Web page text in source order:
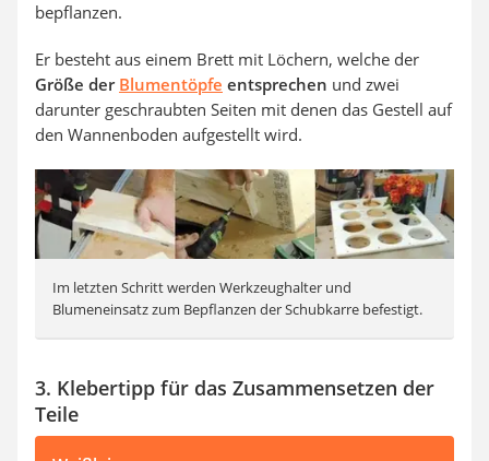
bepflanzen.
Er besteht aus einem Brett mit Löchern, welche der
Größe der Blumentöpfe entsprechen und zwei
darunter geschraubten Seiten mit denen das Gestell auf
den Wannenboden aufgestellt wird.
Im letzten Schritt werden Werkzeughalter und
Blumeneinsatz zum Bepflanzen der Schubkarre befestigt.
3. Klebertipp für das Zusammensetzen der
Teile